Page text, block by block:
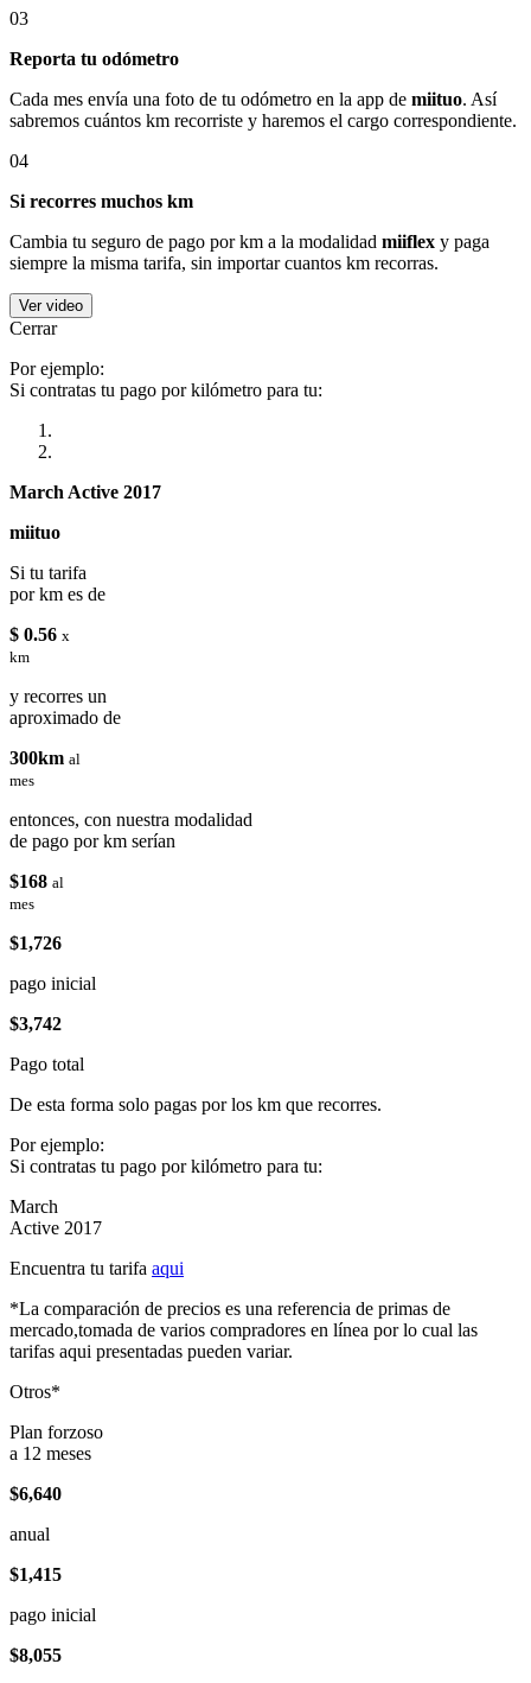
03
Reporta tu odómetro
Cada mes envía una foto de tu odómetro en la app de miituo. Así
sabremos cuántos km recorriste y haremos el cargo correspondiente.
04
Si recorres muchos km
Cambia tu seguro de pago por km a la modalidad miiflex y paga
siempre la misma tarifa, sin importar cuantos km recorras.
Ver video
Cerrar
Por ejemplo:
Si contratas tu pago por kilómetro para tu:
March Active 2017
miituo
Si tu tarifa
por km es de
$ 0.56 x
km
y recorres un
aproximado de
300km al
mes
entonces, con nuestra modalidad
de pago por km serían
$168 al
mes
$1,726
pago inicial
$3,742
Pago total
De esta forma solo pagas por los km que recorres.
Por ejemplo:
Si contratas tu pago por kilómetro para tu:
March
Active 2017
Encuentra tu tarifa aqui
*La comparación de precios es una referencia de primas de
mercado,tomada de varios compradores en línea por lo cual las
tarifas aqui presentadas pueden variar.
Otros*
Plan forzoso
a 12 meses
$6,640
anual
$1,415
pago inicial
$8,055